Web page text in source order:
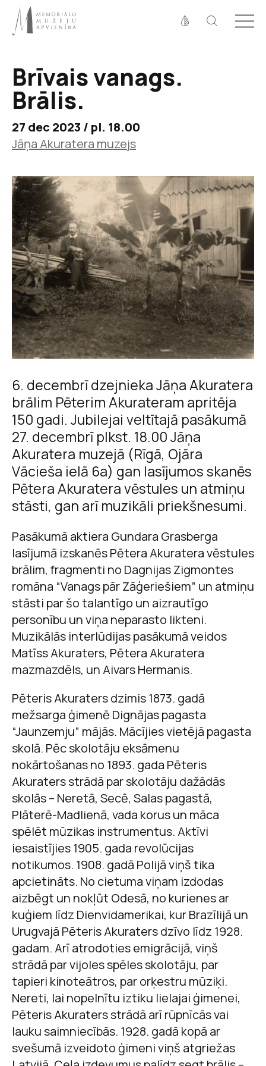
Kontrasts
Brīvais vanags.
Brālis.
27 dec 2023 / pl. 18.00
Jāņa Akuratera muzejs
6. decembrī dzejnieka Jāņa Akuratera
brālim Pēterim Akurateram apritēja
150 gadi. Jubilejai veltītajā pasākumā
27. decembrī plkst. 18.00 Jāņa
Akuratera muzejā (Rīgā, Ojāra
Vācieša ielā 6a) gan lasījumos skanēs
Pētera Akuratera vēstules un atmiņu
stāsti, gan arī muzikāli priekšnesumi.
Pasākumā aktiera Gundara Grasberga
lasījumā izskanēs Pētera Akuratera vēstules
brālim, fragmenti no Dagnijas Zigmontes
romāna “Vanags pār Zāģeriešiem” un atmiņu
stāsti par šo talantīgo un aizrautīgo
personību un viņa neparasto likteni.
Muzikālās interlūdijas pasākumā veidos
Matīss Akuraters, Pētera Akuratera
mazmazdēls, un Aivars Hermanis.
Pēteris Akuraters dzimis 1873. gadā
mežsarga ģimenē Dignājas pagasta
“Jaunzemju” mājās. Mācījies vietējā pagasta
skolā. Pēc skolotāju eksāmenu
nokārtošanas no 1893. gada Pēteris
Akuraters strādā par skolotāju dažādās
skolās – Neretā, Secē, Salas pagastā,
Plāterē-Madlienā, vada korus un māca
spēlēt mūzikas instrumentus. Aktīvi
iesaistījies 1905. gada revolūcijas
notikumos. 1908. gadā Polijā viņš tika
apcietināts. No cietuma viņam izdodas
aizbēgt un nokļūt Odesā, no kurienes ar
kuģiem līdz Dienvidamerikai, kur Brazīlijā un
Urugvajā Pēteris Akuraters dzīvo līdz 1928.
gadam. Arī atrodoties emigrācijā, viņš
strādā par vijoles spēles skolotāju, par
tapieri kinoteātros, par orķestru mūziķi.
Nereti, lai nopelnītu iztiku lielajai ģimenei,
Pēteris Akuraters strādā arī rūpnīcās vai
lauku saimniecībās. 1928. gadā kopā ar
svešumā izveidoto ģimeni viņš atgriežas